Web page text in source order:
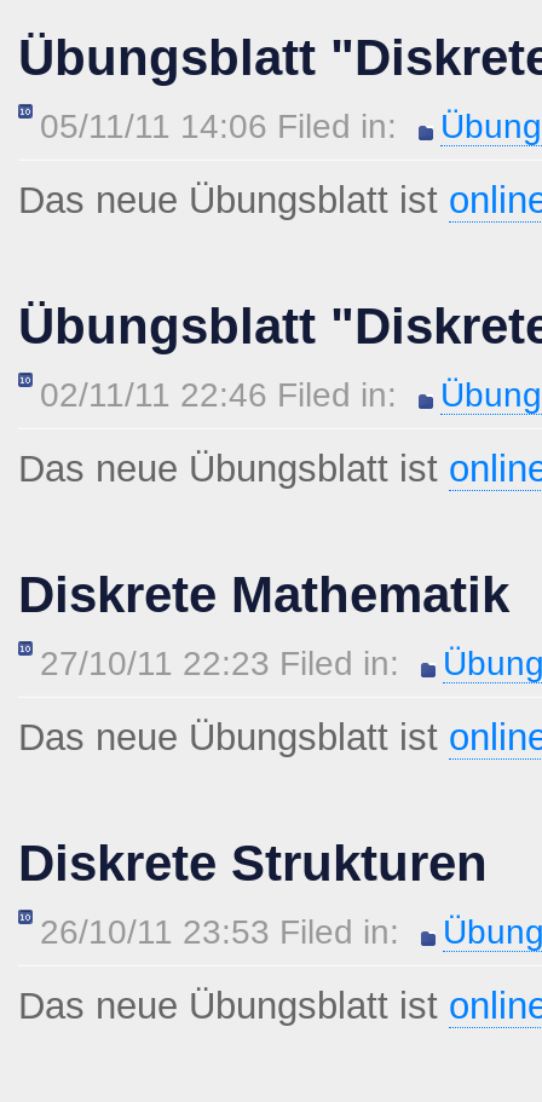
Übungsblatt
05/11/11 14:06 Filed in:
Das neue Übungsblatt ist
Übungsblatt
02/11/11 22:46 Filed in:
Das neue Übungsblatt ist
Diskrete Mathematik
27/10/11 22:23 Filed in:
Das neue Übungsblatt ist
Diskrete Strukturen
26/10/11 23:53 Filed in:
Das neue Übungsblatt ist